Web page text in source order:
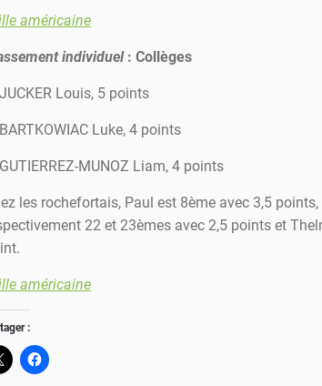
américaine
individuel: Collèges
Louis, 5 points
Luke, 4 points
MUNOZ Liam, 4 points
les rochefortais, Paul est 8ème avec 3,5
22 et 23èmes avec 2,5 points et
américaine
: